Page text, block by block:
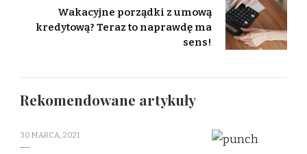
Wakacyjne porządki z umową
kredytową? Teraz to naprawdę ma
sens!
Rekomendowane artykuły
30 MARCA, 2021